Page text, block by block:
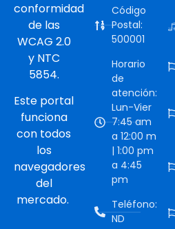
conformidad
de las
WCAG 2.0
y NTC
5854.
Este portal
funciona
con todos
los
navegadores
del
mercado.
Código
Postal:
500001
Horario
de
atención:
Lun-Vier
7:45 am
a 12:00 m
| 1:00 pm
a 4:45
pm
Teléfono:
ND